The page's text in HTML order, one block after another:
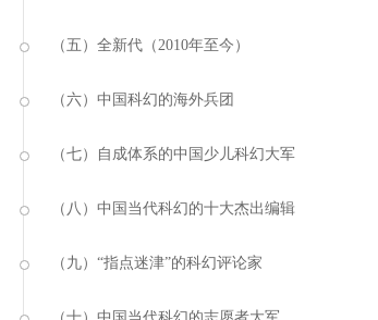
（五）全新代（2010年至今）
（六）中国科幻的海外兵团
（七）自成体系的中国少儿科幻大军
（八）中国当代科幻的十大杰出编辑
（九）“指点迷津”的科幻评论家